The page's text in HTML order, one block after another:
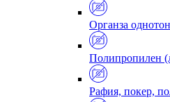
Органза
Полипропилен
Рафия, покер,